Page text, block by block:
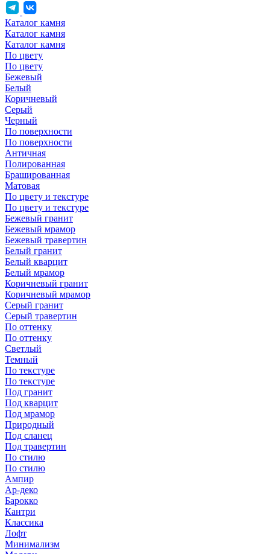
Каталог камня
Каталог камня
Каталог камня
По цвету
По цвету
Бежевый
Белый
Коричневый
Серый
Черный
По поверхности
По поверхности
Античная
Полированная
Брашированная
Матовая
По цвету и текстуре
По цвету и текстуре
Бежевый гранит
Бежевый мрамор
Бежевый травертин
Белый гранит
Белый кварцит
Белый мрамор
Коричневый гранит
Коричневый мрамор
Серый гранит
Серый травертин
По оттенку
По оттенку
Светлый
Темный
По текстуре
По текстуре
Под гранит
Под кварцит
Под мрамор
Природный
Под сланец
Под травертин
По стилю
По стилю
Ампир
Ар-деко
Барокко
Кантри
Классика
Лофт
Минимализм